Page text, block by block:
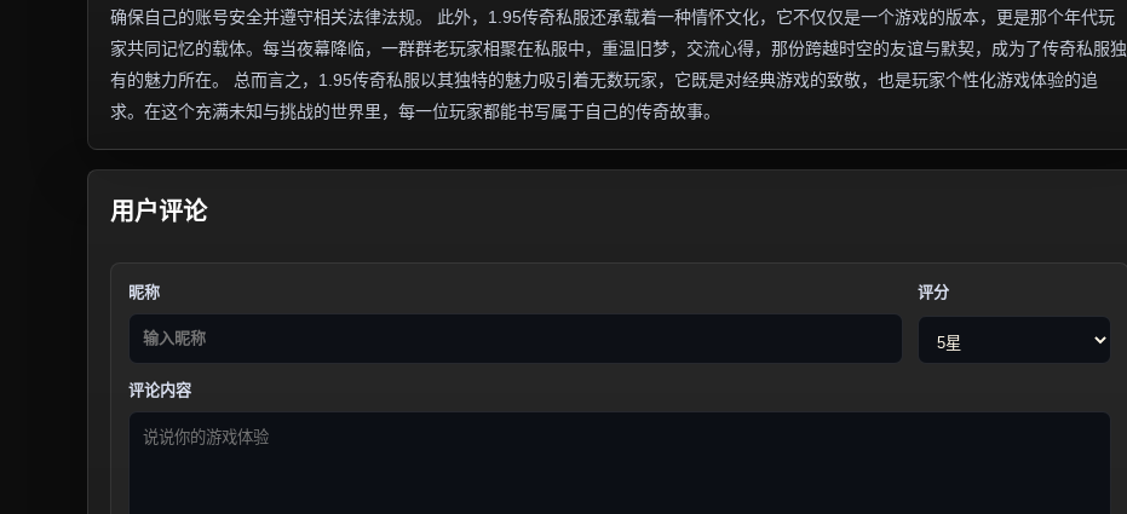
确保自己的账号安全并遵守相关法律法规。 此外，1.95传奇私服还承载着一种情怀文化，它不仅仅是一个游戏的版本，更是那个年代玩
家共同记忆的载体。每当夜幕降临，一群群老玩家相聚在私服中，重温旧梦，交流心得，那份跨越时空的友谊与默契，成为了传奇私服独
有的魅力所在。 总而言之，1.95传奇私服以其独特的魅力吸引着无数玩家，它既是对经典游戏的致敬，也是玩家个性化游戏体验的追
求。在这个充满未知与挑战的世界里，每一位玩家都能书写属于自己的传奇故事。
用户评论
昵称 评分
评论内容